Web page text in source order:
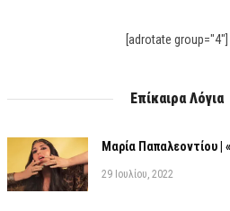
[adrotate group="4"]
Επίκαιρα Λόγια
Μαρία Παπαλεοντίου |
29 Ιουλίου, 2022